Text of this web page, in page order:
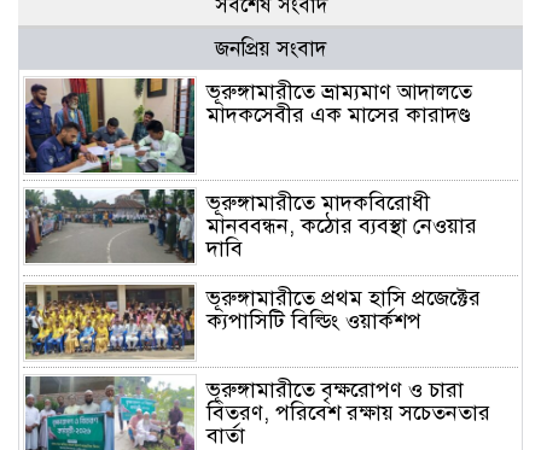
জনপ্রিয় সংবাদ
ভূরুঙ্গামারীতে ভ্রাম্যমাণ আদালতে
মাদকসেবীর এক মাসের কারাদণ্ড
ভূরুঙ্গামারীতে মাদকবিরোধী
মানববন্ধন, কঠোর ব্যবস্থা নেওয়ার
দাবি
ভূরুঙ্গামারীতে প্রথম হাসি প্রজেক্টের
ক্যপাসিটি বিল্ডিং ওয়ার্কশপ
ভূরুঙ্গামারীতে বৃক্ষরোপণ ও চারা
বিতরণ, পরিবেশ রক্ষায় সচেতনতার
বার্তা